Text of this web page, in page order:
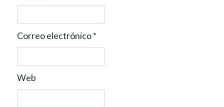
Correo electrónico*
Web